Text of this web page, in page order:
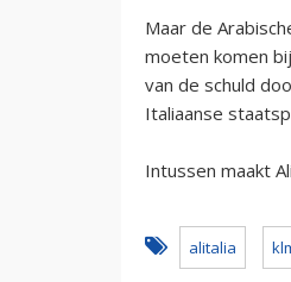
Maar de
moeten komen
van de schuld
Italiaanse
Intussen maakt
alitalia